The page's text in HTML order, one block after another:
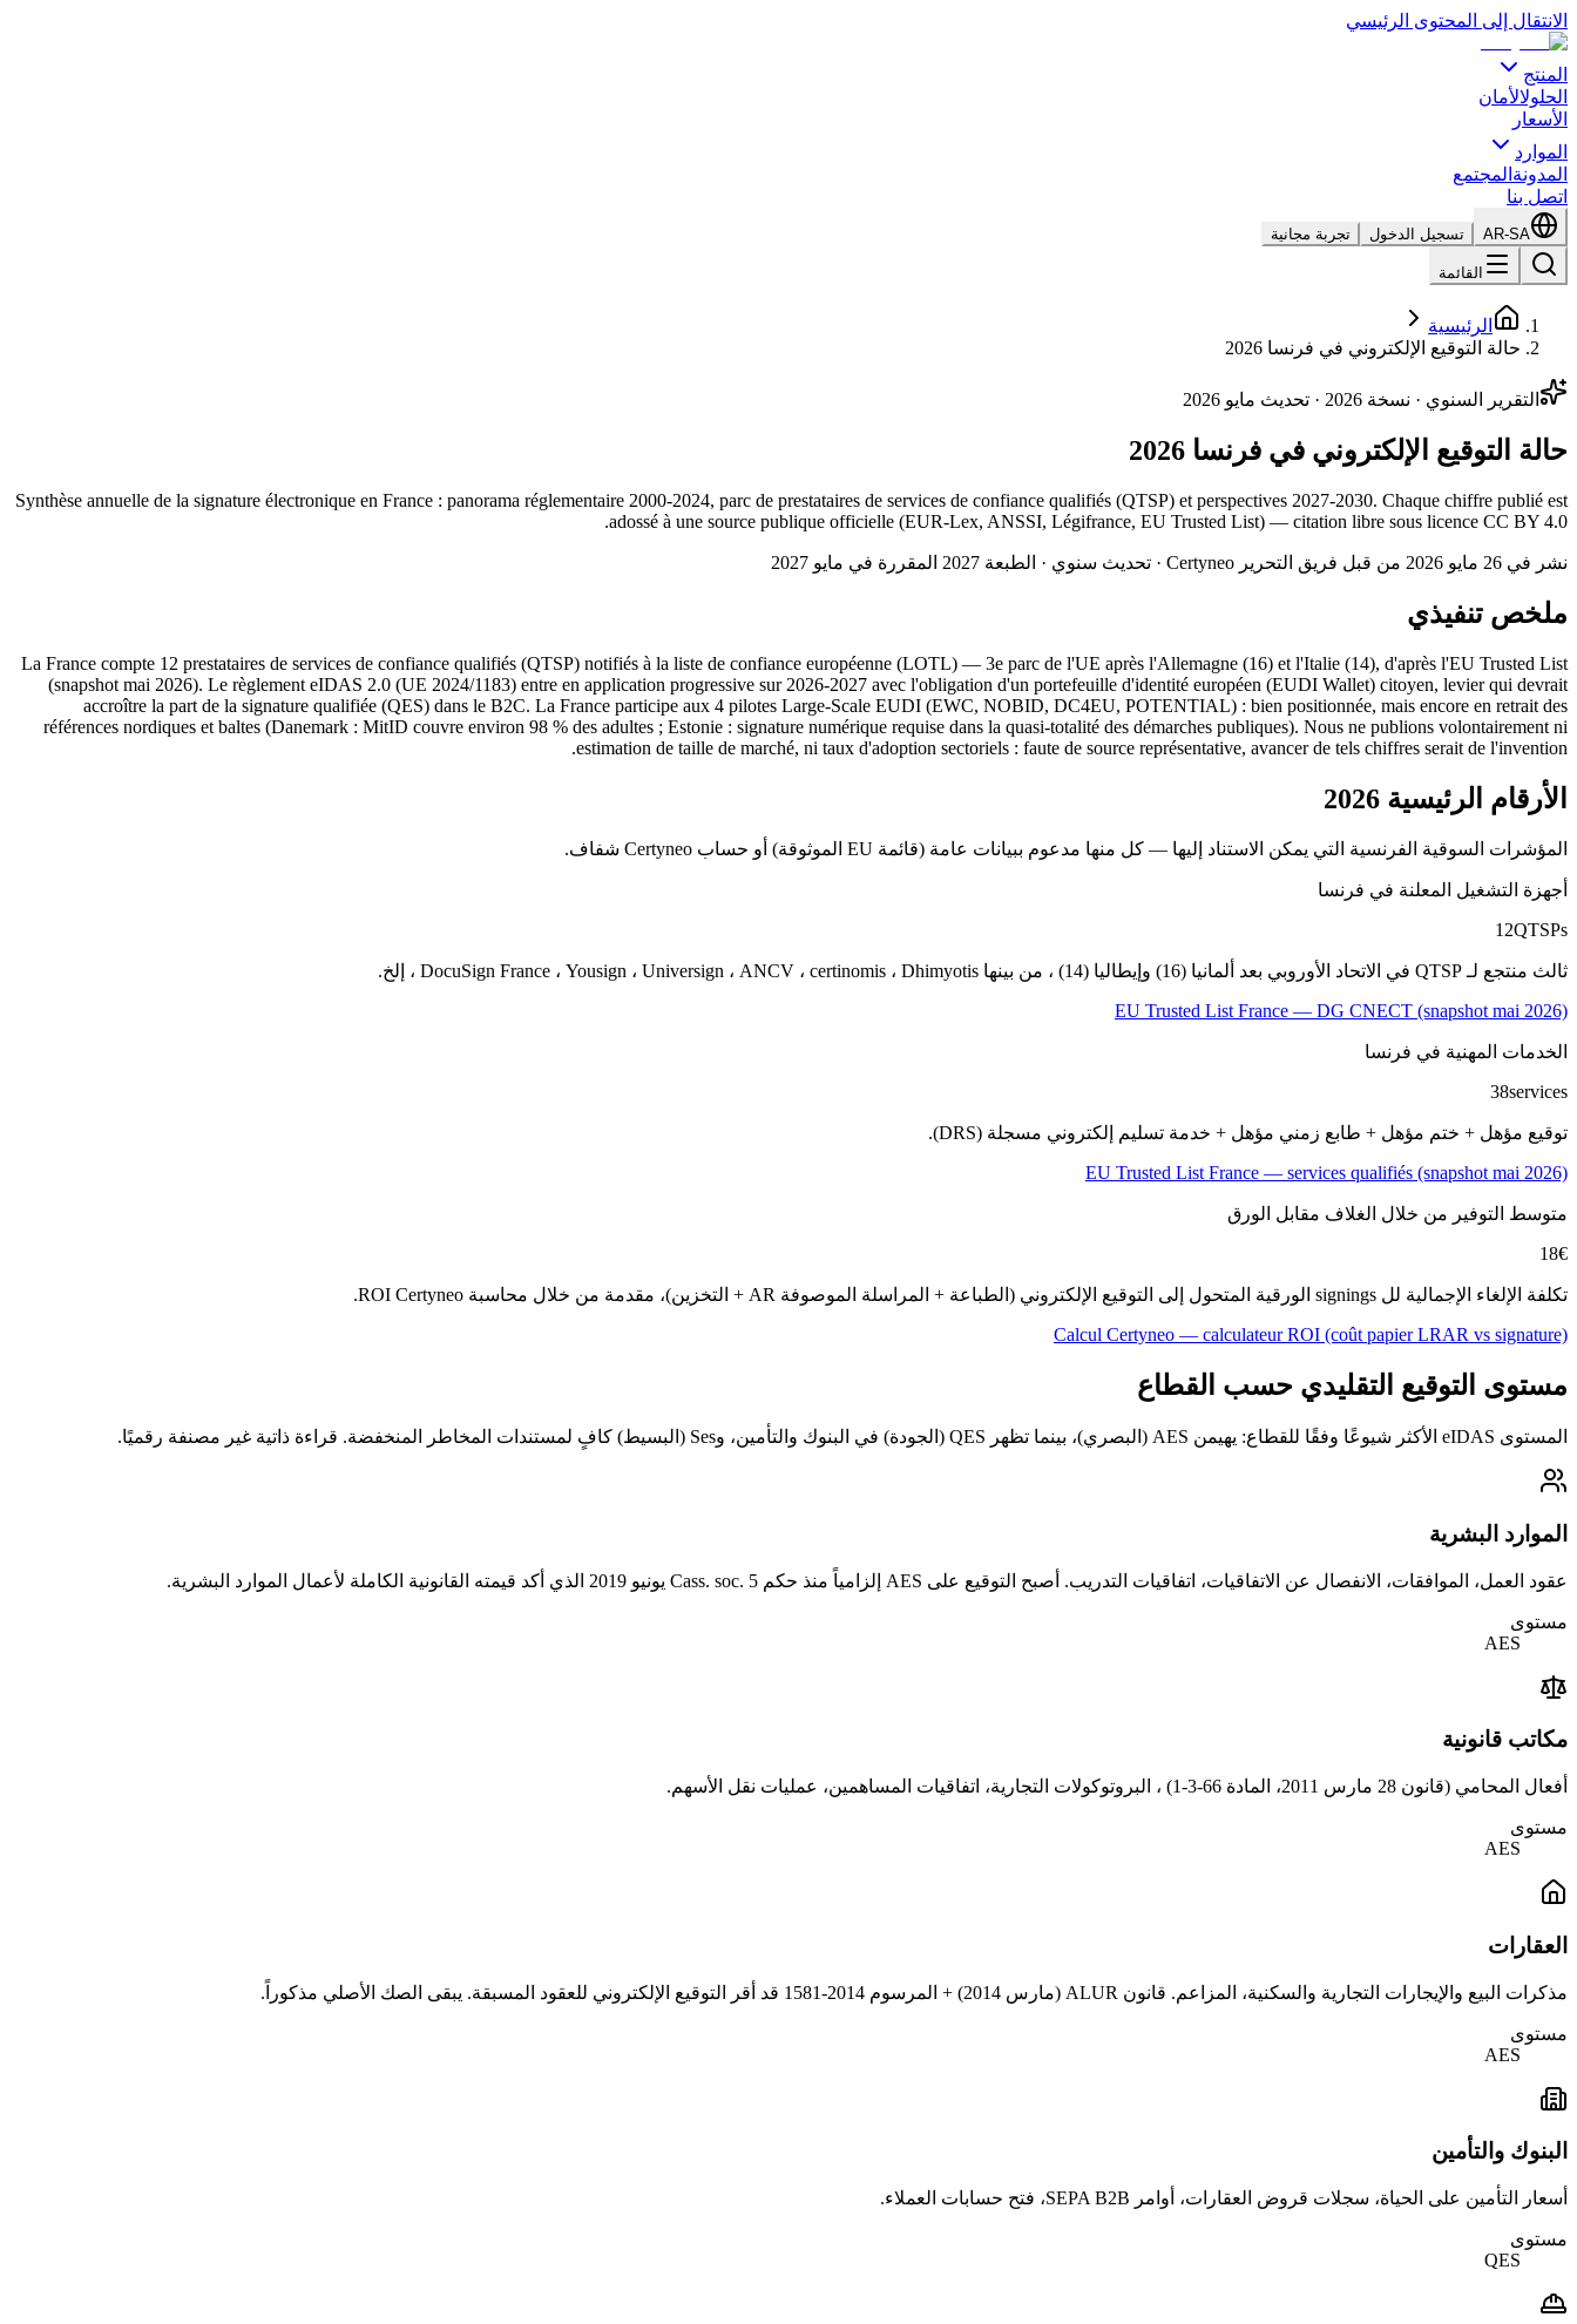
الانتقال إلى المحتوى الرئيسي
المنتج
الحلولالأمان
الأسعار
الموارد
المدونة المجتمع
اتصل بنا
AR-SA تسجيل الدخول تجربة مجانية
القائمة
الرئيسية
حالة التوقيع الإلكتروني في فرنسا 2026
التقرير السنوي · نسخة 2026 · تحديث مايو 2026
حالة التوقيع الإلكتروني في فرنسا 2026
Synthèse annuelle de la signature électronique en France : panorama réglementaire 2000-2024, parc de prestataires de services de confiance qualifiés (QTSP) et perspectives 2027-2030. Chaque chiffre publié est
adossé à une source publique officielle (EUR-Lex, ANSSI, Légifrance, EU Trusted List) — citation libre sous licence CC BY 4.0.
نشر في 26 مايو 2026 من قبل فريق التحرير Certyneo · تحديث سنوي · الطبعة 2027 المقررة في مايو 2027
ملخص تنفيذي
La France compte 12 prestataires de services de confiance qualifiés (QTSP) notifiés à la liste de confiance européenne (LOTL) — 3e parc de l'UE après l'Allemagne (16) et l'Italie (14), d'après l'EU Trusted List
(snapshot mai 2026). Le règlement eIDAS 2.0 (UE 2024/1183) entre en application progressive sur 2026-2027 avec l'obligation d'un portefeuille d'identité européen (EUDI Wallet) citoyen, levier qui devrait
accroître la part de la signature qualifiée (QES) dans le B2C. La France participe aux 4 pilotes Large-Scale EUDI (EWC, NOBID, DC4EU, POTENTIAL) : bien positionnée, mais encore en retrait des
références nordiques et baltes (Danemark : MitID couvre environ 98 % des adultes ; Estonie : signature numérique requise dans la quasi-totalité des démarches publiques). Nous ne publions volontairement ni
estimation de taille de marché, ni taux d'adoption sectoriels : faute de source représentative, avancer de tels chiffres serait de l'invention.
الأرقام الرئيسية 2026
المؤشرات السوقية الفرنسية التي يمكن الاستناد إليها — كل منها مدعوم ببيانات عامة (قائمة EU الموثوقة) أو حساب Certyneo شفاف.
أجهزة التشغيل المعلنة في فرنسا
12QTSPs
ثالث منتجع لـ QTSP في الاتحاد الأوروبي بعد ألمانيا (16) وإيطاليا (14) ، من بينها DocuSign France ، Yousign ، Universign ، ANCV ، certinomis ، Dhimyotis ، إلخ.
EU Trusted List France — DG CNECT (snapshot mai 2026)
الخدمات المهنية في فرنسا
38services
توقيع مؤهل + ختم مؤهل + طابع زمني مؤهل + خدمة تسليم إلكتروني مسجلة (DRS).
EU Trusted List France — services qualifiés (snapshot mai 2026)
متوسط التوفير من خلال الغلاف مقابل الورق
18€
تكلفة الإلغاء الإجمالية لل signings الورقية المتحول إلى التوقيع الإلكتروني (الطباعة + المراسلة الموصوفة AR + التخزين)، مقدمة من خلال محاسبة ROI Certyneo.
Calcul Certyneo — calculateur ROI (coût papier LRAR vs signature)
مستوى التوقيع التقليدي حسب القطاع
المستوى eIDAS الأكثر شيوعًا وفقًا للقطاع: يهيمن AES (البصري)، بينما تظهر QES (الجودة) في البنوك والتأمين، وSes (البسيط) كافٍ لمستندات المخاطر المنخفضة. قراءة ذاتية غير مصنفة رقميًا.
الموارد البشرية
عقود العمل، الموافقات، الانفصال عن الاتفاقيات، اتفاقيات التدريب. أصبح التوقيع على AES إلزامياً منذ حكم Cass. soc. 5 يونيو 2019 الذي أكد قيمته القانونية الكاملة لأعمال الموارد البشرية.
مستوى
AES
مكاتب قانونية
أفعال المحامي (قانون 28 مارس 2011، المادة 66-3-1) ، البروتوكولات التجارية، اتفاقيات المساهمين، عمليات نقل الأسهم.
مستوى
AES
العقارات
مذكرات البيع والإيجارات التجارية والسكنية، المزاعم. قانون ALUR (مارس 2014) + المرسوم 2014-1581 قد أقر التوقيع الإلكتروني للعقود المسبقة. يبقى الصك الأصلي مذكوراً.
مستوى
AES
البنوك والتأمين
أسعار التأمين على الحياة، سجلات قروض العقارات، أوامر SEPA B2B، فتح حسابات العملاء.
مستوى
QES